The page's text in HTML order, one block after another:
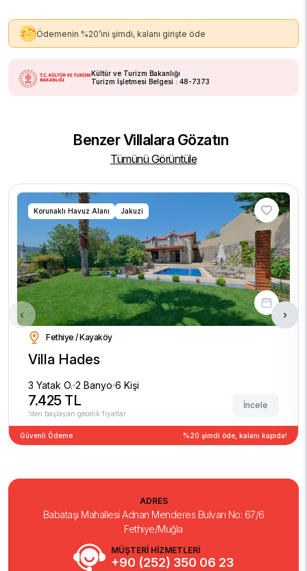
Ödemenin %20’ini şimdi, kalanı girişte öde
Kültür ve Turizm Bakanlığı
Turizm İşletmesi Belgesi : 48-7373
Benzer Villalara Gözatın
Tümünü Görüntüle
Korunaklı Havuz Alanı Jakuzi
Fethiye / Kayaköy
Villa Hades
3 Yatak O. 2 Banyo 6 Kişi
7.425 TL
'den başlayan gecelik fiyatlar
İncele
Güvenli Ödeme %20 şimdi öde, kalanı kapıda!
‹ ›
MÜŞTERİ HİZMETLERİ
+90 (252) 350 06 23
ADRES
Babataşı Mahallesi Adnan Menderes Bulvarı No: 67/6
Fethiye/Muğla